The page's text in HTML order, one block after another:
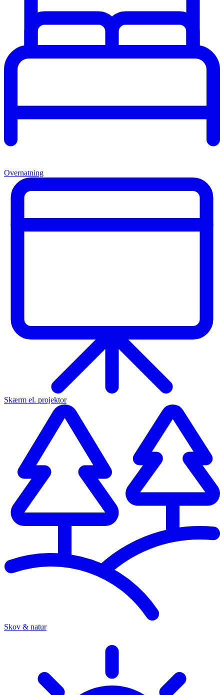
Overnatning
Skærm el. projektor
Skov & natur